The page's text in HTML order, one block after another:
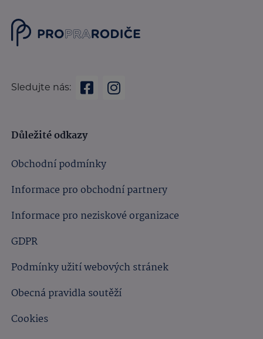
Sledujte nás:
Důležité odkazy
Obchodní podmínky
Informace pro obchodní partnery
Informace pro neziskové organizace
GDPR
Podmínky užití webových stránek
Obecná pravidla soutěží
Cookies